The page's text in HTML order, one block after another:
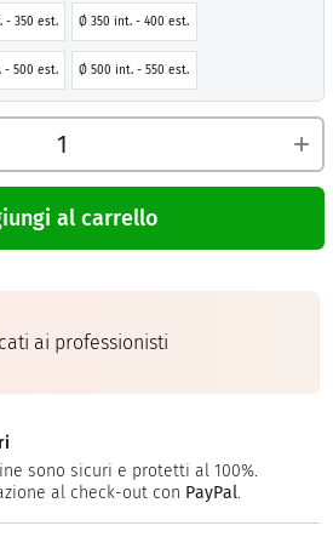
- 350 est. Ø 350 int. - 400 est.
- 500 est. Ø 500 int. - 550 est.
al carrello
ai professionisti
sono sicuri e protetti al 100%.
al check-out con PayPal.